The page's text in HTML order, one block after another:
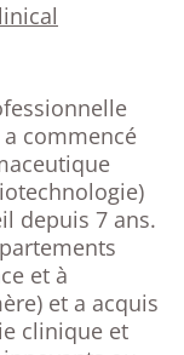
commencé
depuis 7 ans.
et à
et a acquis
clinique et